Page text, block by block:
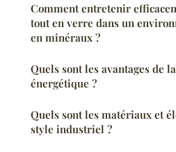
Comment entretenir
tout en verre dans un
en minéraux ?
Quels sont les avantages de
énergétique ?
Quels sont les matériaux et
style industriel ?